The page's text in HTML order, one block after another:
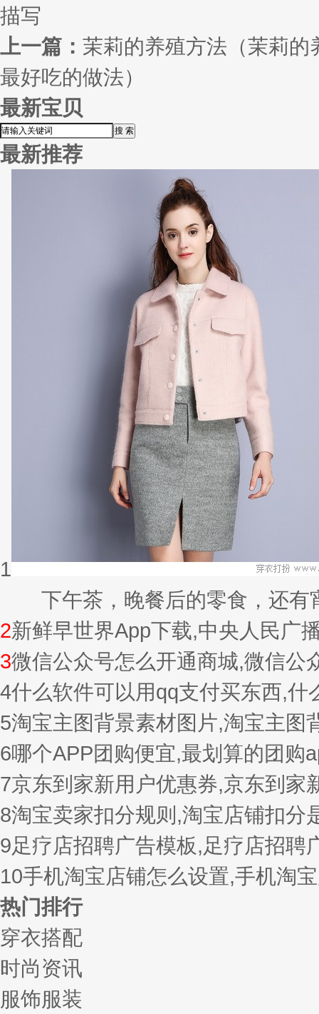
描写
上一篇： 茉莉的养殖方法（茉莉的
最好吃的做法）
最新宝贝
最新推荐
1
下午茶，晚餐后的零食，还有
2新鲜早世界App下载,中央人民广
3微信公众号怎么开通商城,微信公
4什么软件可以用qq支付买东西,什
5淘宝主图背景素材图片,淘宝主图
6哪个APP团购便宜,最划算的团购
7京东到家新用户优惠券,京东到家
8淘宝卖家扣分规则,淘宝店铺扣分
9足疗店招聘广告模板,足疗店招聘
10手机淘宝店铺怎么设置,手机淘
热门排行
穿衣搭配
时尚资讯
服饰服装